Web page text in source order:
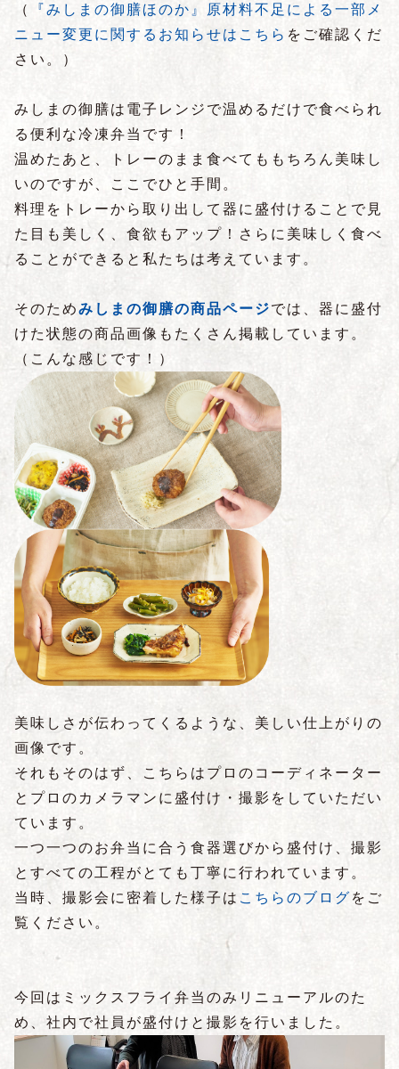
（
『みしまの御膳ほのか』原材料不足による一部メ
ニュー変更に関するお知らせはこちら をご確認くだ
さい。）
みしまの御膳は電子レンジで温めるだけで食べられ
る便利な冷凍弁当です！
温めたあと、トレーのまま食べてももちろん美味し
いのですが、ここでひと手間。
料理をトレーから取り出して器に盛付けることで見
た目も美しく、食欲もアップ！さらに美味しく食べ
ることができると私たちは考えています。
そのためみしまの御膳の商品ページでは、器に盛付
けた状態の商品画像もたくさん掲載しています。
（こんな感じです！）
美味しさが伝わってくるような、美しい仕上がりの
画像です。
それもそのはず、こちらはプロのコーディネーター
とプロのカメラマンに盛付け・撮影をしていただい
ています。
一つ一つのお弁当に合う食器選びから盛付け、撮影
とすべての工程がとても丁寧に行われています。
当時、撮影会に密着した様子は こちらのブログ をご
覧ください。
今回はミックスフライ弁当のみリニューアルのた
め、社内で社員が盛付けと撮影を行いました。